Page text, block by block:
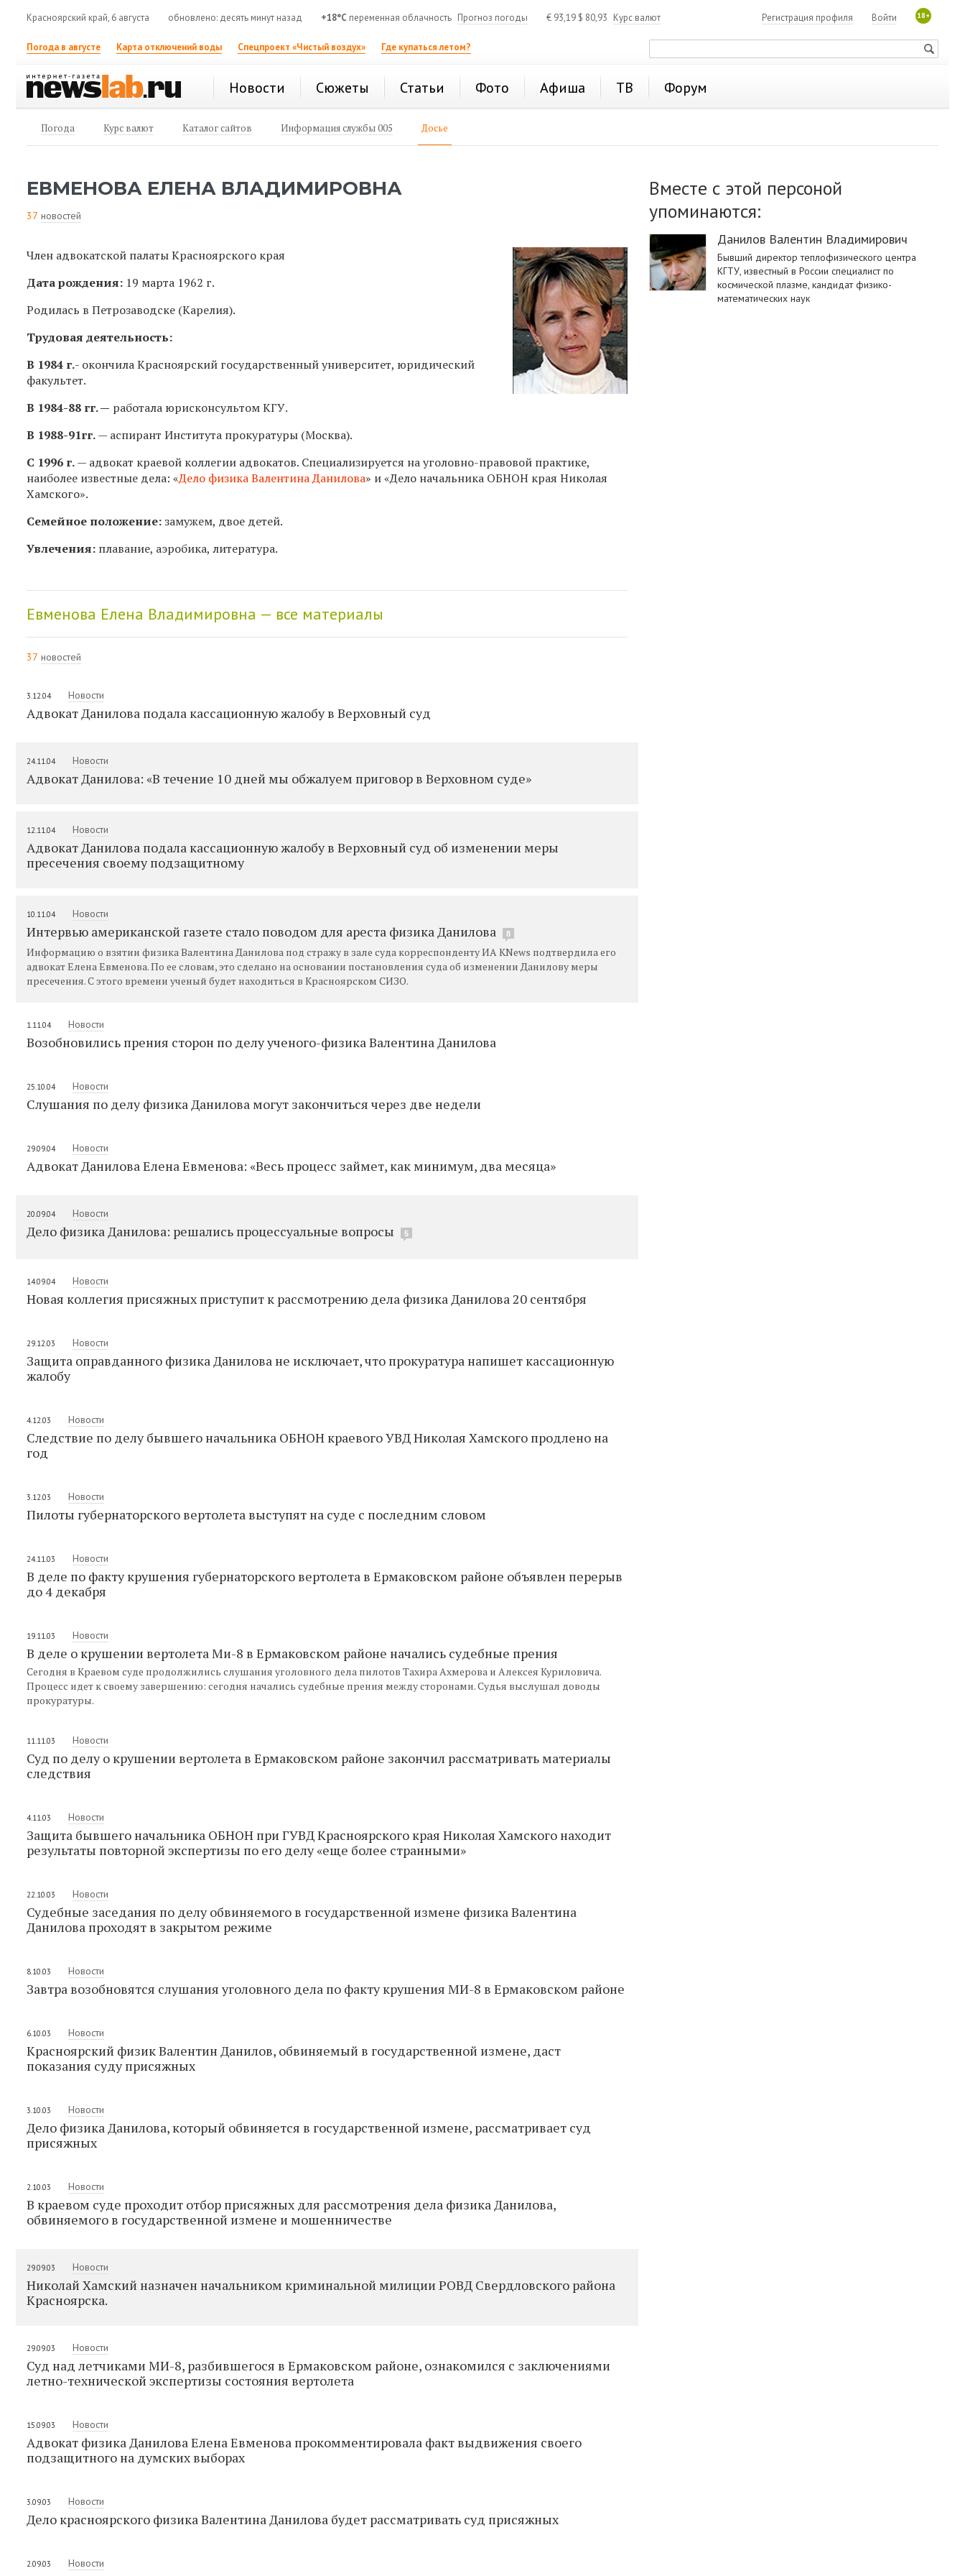
Красноярский край, 6 августа обновлено: десять минут назад +18°C переменная облачность Прогноз погоды € 93,19 $ 80,93 Курс валют 18+
Войти
Регистрация профиля
Погода в августе Карта отключений воды Спецпроект «Чистый воздух» Где купаться летом?
Новости Сюжеты Статьи Фото Афиша ТВ Форум
Погода Курс валют Каталог сайтов Информация службы 005 Досье
ЕВМЕНОВА ЕЛЕНА ВЛАДИМИРОВНА
37 новостей
Член адвокатской палаты Красноярского края
Дата рождения: 19 марта 1962 г.
Родилась в Петрозаводске (Карелия).
Трудовая деятельность:
В 1984 г.- окончила Красноярский государственный университет, юридический
факультет.
В 1984-88 гг.— работала юрисконсультом КГУ.
В 1988-91гг.— аспирант Института прокуратуры (Москва).
С 1996 г.— адвокат краевой коллегии адвокатов. Специализируется на уголовно-правовой практике,
наиболее известные дела: «Дело физика Валентина Данилова» и «Дело начальника ОБНОН края Николая
Хамского».
Семейное положение:замужем, двое детей.
Увлечения: плавание, аэробика, литература.
Евменова Елена Владимировна — все материалы
37 новостей
3.12.04 Новости
Адвокат Данилова подала кассационную жалобу в Верховный суд
24.11.04 Новости
Адвокат Данилова: «В течение 10 дней мы обжалуем приговор в Верховном суде»
12.11.04 Новости
Адвокат Данилова подала кассационную жалобу в Верховный суд об изменении меры
пресечения своему подзащитному
10.11.04 Новости
Интервью американской газете стало поводом для ареста физика Данилова 8
Информацию о взятии физика Валентина Данилова под стражу в зале суда корреспонденту ИА KNews подтвердила его
адвокат Елена Евменова. По ее словам, это сделано на основании постановления суда об изменении Данилову меры
пресечения. С этого времени ученый будет находиться в Красноярском СИЗО.
1.11.04 Новости
Возобновились прения сторон по делу ученого-физика Валентина Данилова
25.10.04 Новости
Слушания по делу физика Данилова могут закончиться через две недели
29.09.04 Новости
Адвокат Данилова Елена Евменова: «Весь процесс займет, как минимум, два месяца»
20.09.04 Новости
Дело физика Данилова: решались процессуальные вопросы 5
14.09.04 Новости
Новая коллегия присяжных приступит к рассмотрению дела физика Данилова 20 сентября
29.12.03 Новости
Защита оправданного физика Данилова не исключает, что прокуратура напишет кассационную
жалобу
4.12.03 Новости
Следствие по делу бывшего начальника ОБНОН краевого УВД Николая Хамского продлено на
год
3.12.03 Новости
Пилоты губернаторского вертолета выступят на суде с последним словом
24.11.03 Новости
В деле по факту крушения губернаторского вертолета в Ермаковском районе объявлен перерыв
до 4 декабря
19.11.03 Новости
В деле о крушении вертолета Ми-8 в Ермаковском районе начались судебные прения
Сегодня в Краевом суде продолжились слушания уголовного дела пилотов Тахира Ахмерова и Алексея Куриловича.
Процесс идет к своему завершению: сегодня начались судебные прения между сторонами. Судья выслушал доводы
прокуратуры.
11.11.03 Новости
Суд по делу о крушении вертолета в Ермаковском районе закончил рассматривать материалы
следствия
4.11.03 Новости
Защита бывшего начальника ОБНОН при ГУВД Красноярского края Николая Хамского находит
результаты повторной экспертизы по его делу «еще более странными»
22.10.03 Новости
Судебные заседания по делу обвиняемого в государственной измене физика Валентина
Данилова проходят в закрытом режиме
8.10.03 Новости
Завтра возобновятся слушания уголовного дела по факту крушения МИ-8 в Ермаковском районе
6.10.03 Новости
Красноярский физик Валентин Данилов, обвиняемый в государственной измене, даст
показания суду присяжных
3.10.03 Новости
Дело физика Данилова, который обвиняется в государственной измене, рассматривает суд
присяжных
2.10.03 Новости
В краевом суде проходит отбор присяжных для рассмотрения дела физика Данилова,
обвиняемого в государственной измене и мошенничестве
29.09.03 Новости
Николай Хамский назначен начальником криминальной милиции РОВД Свердловского района
Красноярска.
29.09.03 Новости
Суд над летчиками МИ-8, разбившегося в Ермаковском районе, ознакомился с заключениями
летно-технической экспертизы состояния вертолета
15.09.03 Новости
Адвокат физика Данилова Елена Евменова прокомментировала факт выдвижения своего
подзащитного на думских выборах
3.09.03 Новости
Дело красноярского физика Валентина Данилова будет рассматривать суд присяжных
2.09.03 Новости
Вместе с этой персоной
упоминаются:
Данилов Валентин Владимирович
Бывший директор теплофизического центра
КГТУ, известный в России специалист по
космической плазме, кандидат физико-
математических наук